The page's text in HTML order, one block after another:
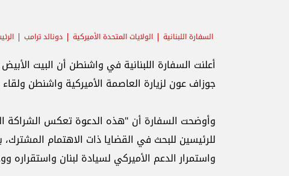
السفارة اللبنانية الولايات المتحدة الأميركية دونالد ترامب
أعلنت السفارة اللبنانية في واشنطن أن البيت
جوزاف عون لزيارة العاصمة الأميركية واشنطن ولقاء
وأوضحت السفارة أن "هذه الدعوة تعكس الشراكة
للرئيسين للبحث في القضايا ذات الاهتمام المشترك،
واستمرار الدعم الأميركي لسيادة لبنان